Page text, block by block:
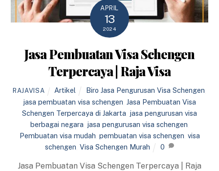
APRIL
13
2024
Jasa Pembuatan Visa Schengen
Terpercaya | Raja Visa
RAJAVISA Artikel Biro Jasa Pengurusan Visa Schengen
jasa pembuatan visa schengen Jasa Pembuatan Visa
Schengen Terpercaya di Jakarta jasa pengurusan visa
berbagai negara jasa pengurusan visa schengen
Pembuatan visa mudah pembuatan visa schengen visa
schengen Visa Schengen Murah 0
Jasa Pembuatan Visa Schengen Terpercaya | Raja